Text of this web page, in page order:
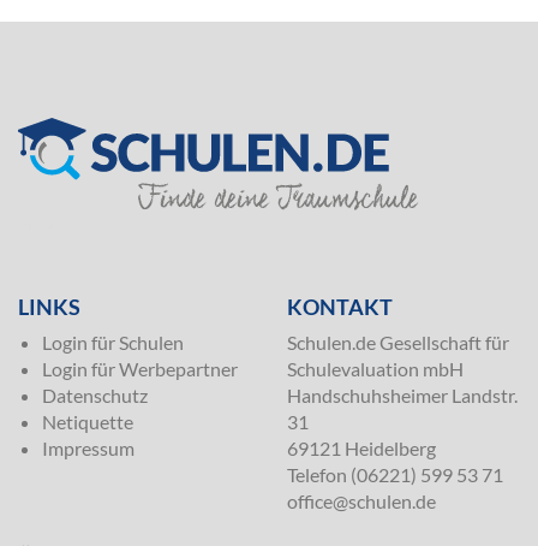
LINKS
Login für Schulen
Login für Werbepartner
Datenschutz
Netiquette
Impressum
KONTAKT
Schulen.de Gesellschaft für
Schulevaluation mbH
Handschuhsheimer Landstr.
31
69121 Heidelberg
Telefon (06221) 599 53 71
office@schulen.de